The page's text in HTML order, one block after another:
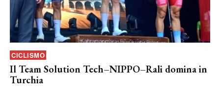
CICLISMO
Il Team Solution Tech–NIPPO–Rali domina in
Turchia